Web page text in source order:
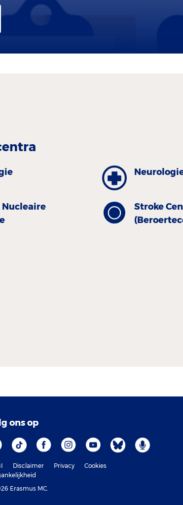
Nucleaire
Stroke
ons op
Disclaimer Privacy
Cookies
Erasmus MC.